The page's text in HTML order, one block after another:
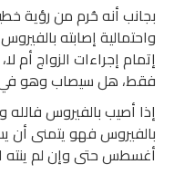
بجانب أنه حُرم من رؤية
واحتمالية إصابته
إتمام إجراءات الزواج أم
فقط، هل سيصاب وهو في
إذا أصيب بالفيروس فالله
بالفيروس فهو يتمنى أن
أغسطس حتى وإن لم ينته